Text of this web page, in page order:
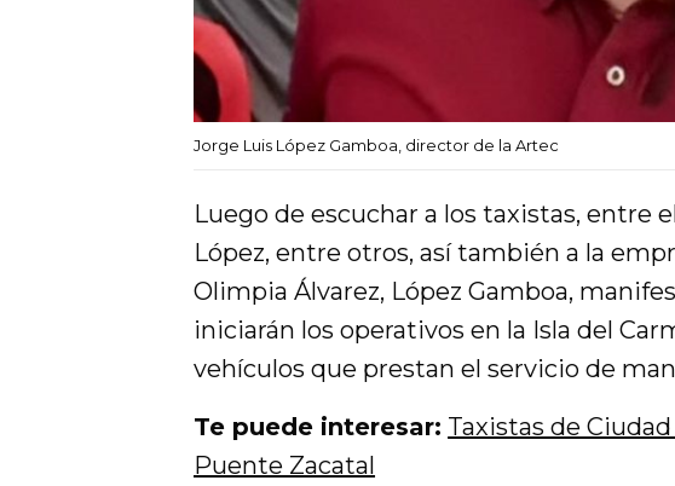
Jorge Luis López Gamboa, director de la Artec
Luego de escuchar a los taxistas, entre
López, entre otros, así también a la
Olimpia Álvarez, López Gamboa,
iniciarán los operativos en la Isla del
vehículos que prestan el servicio de
Te puede interesar: Taxistas de
Puente Zacatal